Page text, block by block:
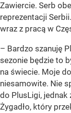
Zawiercie. Serb
reprezentacji
wraz z pracą w
– Bardzo szanuję
sezonie będzie to
na świecie. Moje
niesamowite. Nie
do PlusLigi, jednak
Żygadło, który